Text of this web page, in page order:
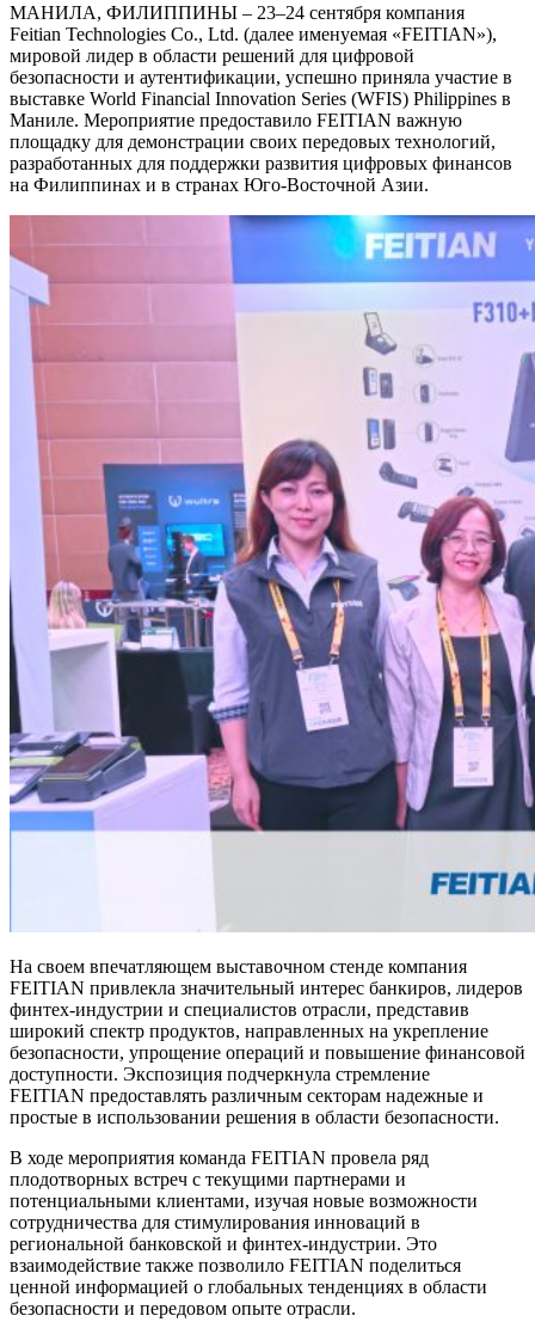
МАНИЛА, ФИЛИППИНЫ – 23–24 сентября компания
Feitian Technologies Co., Ltd. (далее именуемая «FEITIAN»),
мировой лидер в области решений для цифровой
безопасности и аутентификации, успешно приняла участие в
выставке World Financial Innovation Series (WFIS) Philippines в
Маниле. Мероприятие предоставило FEITIAN важную
площадку для демонстрации своих передовых технологий,
разработанных для поддержки развития цифровых финансов
на Филиппинах и в странах Юго-Восточной Азии.
На своем впечатляющем выставочном стенде компания
FEITIAN привлекла значительный интерес банкиров, лидеров
финтех-индустрии и специалистов отрасли, представив
широкий спектр продуктов, направленных на укрепление
безопасности, упрощение операций и повышение финансовой
доступности. Экспозиция подчеркнула стремление
FEITIAN предоставлять различным секторам надежные и
простые в использовании решения в области безопасности.
В ходе мероприятия команда FEITIAN провела ряд
плодотворных встреч с текущими партнерами и
потенциальными клиентами, изучая новые возможности
сотрудничества для стимулирования инноваций в
региональной банковской и финтех-индустрии. Это
взаимодействие также позволило FEITIAN поделиться
ценной информацией о глобальных тенденциях в области
безопасности и передовом опыте отрасли.